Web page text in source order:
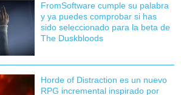
FromSoftware cumple su palabra
y ya puedes comprobar si has
sido seleccionado para la beta de
The Duskbloods
Horde of Distraction es un nuevo
RPG incremental inspirado por